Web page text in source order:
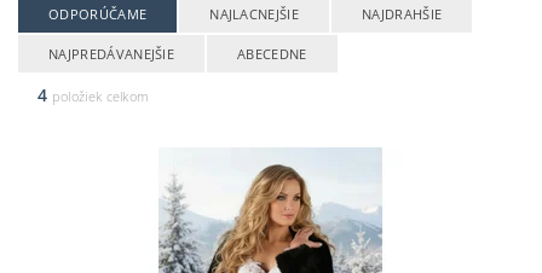
ODPORÚČAME NAJLACNEJŠIE NAJDRAHŠIE
NAJPREDÁVANEJŠIE ABECEDNE
4 položiek celkom